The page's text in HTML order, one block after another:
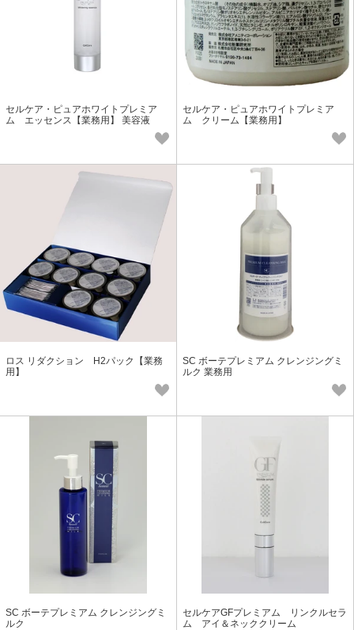
セルケア・ピュアホワイトプレミア
ム エッセンス【業務用】 美容液
セルケア・ピュアホワイトプレミア
ム クリーム【業務用】
ロス リダクション H2パック【業務
用】
SC ボーテプレミアム クレンジングミ
ルク 業務用
SC ボーテプレミアム クレンジングミ
ルク
セルケアGFプレミアム リンクルセラ
ム アイ＆ネッククリーム